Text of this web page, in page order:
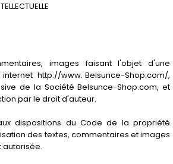
images faisant l'objet d'une
http://www. Belsunce-Shop.com/,
de la Société Belsunce-Shop.com, et
par le droit d'auteur.
dispositions du Code de la propriété
des textes, commentaires et images
autorisée.